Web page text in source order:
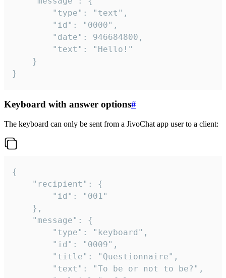
}
Keyboard with answer options#
The keyboard can only be sent from a JivoChat app user to a client:
{